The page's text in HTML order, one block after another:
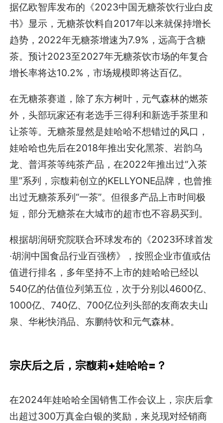
据亿欧智库发布的《2023中国无糖茶饮行业白皮
书》显示，无糖茶饮料自2017年以来就保持增长
趋势，2022年无糖茶增速为7.9%，远高于含糖
茶。预计2023至2027年无糖茶饮市场的年复合
增长率将达10.2%，市场规模即将达百亿。
在无糖茶赛道，除了东方树叶，元气森林的燃茶
外，头部玩家还有老选手三得利和新选手茶里和
让茶等。无糖茶显然是娃哈哈不想错过的风口，
娃哈哈也先后在2018年推出安化黑茶、岩韵乌
龙、普洱茶等纯茶产品，在2022年推出过“入茶
里”系列，宗馥莉创立的KELLYONE品牌，也曾推
出过无糖茶系列“一茶”。但很多产品上市时间极
短，部分无糖茶在大城市的超市也不容易买到。
根据胡润研究院联合环球发布的《2023环球首发
·胡润中国食品行业百强榜》，按照企业市值或估
值进行排名，多年坚持不上市的娃哈哈已经以
540亿的估值位列第五位，次于分别以4600亿、
1000亿、740亿、700亿位列头部的友商农夫山
泉、华彬快消品、东鹏特饮和元气森林。
宗庆后之后，宗馥莉+娃哈哈=？
在2024年娃哈哈全国销售工作会议上，宗庆后拿
出超过300万真金白银的奖励，来兑现对经销商